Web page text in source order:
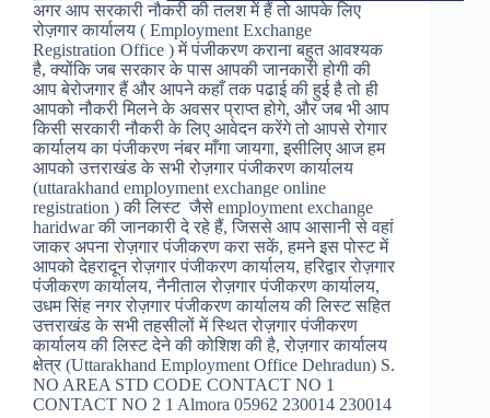
अगर आप सरकारी नौकरी की तलश में हैं तो आपके लिए
रोज़गार कार्यालय ( Employment Exchange
Registration Office ) में पंजीकरण कराना बहुत आवश्यक
है, क्योंकि जब सरकार के पास आपकी जानकारी होगी की
आप बेरोजगार हैं और आपने कहाँ तक पढाई की हुई है तो ही
आपको नौकरी मिलने के अवसर प्राप्त होगे, और जब भी आप
किसी सरकारी नौकरी के लिए आवेदन करेंगे तो आपसे रोगार
कार्यालय का पंजीकरण नंबर माँगा जायगा, इसीलिए आज हम
आपको उत्तराखंड के सभी रोज़गार पंजीकरण कार्यालय
(uttarakhand employment exchange online
registration ) की लिस्ट जैसे employment exchange
haridwar की जानकारी दे रहे हैं, जिससे आप आसानी से वहां
जाकर अपना रोज़गार पंजीकरण करा सकें, हमने इस पोस्ट में
आपको देहरादून रोज़गार पंजीकरण कार्यालय, हरिद्वार रोज़गार
पंजीकरण कार्यालय, नैनीताल रोज़गार पंजीकरण कार्यालय,
उधम सिंह नगर रोज़गार पंजीकरण कार्यालय की लिस्ट सहित
उत्तराखंड के सभी तहसीलों में स्थित रोज़गार पंजीकरण
कार्यालय की लिस्ट देने की कोशिश की है, रोज़गार कार्यालय
क्षेत्र (Uttarakhand Employment Office Dehradun) S.
NO AREA STD CODE CONTACT NO 1
CONTACT NO 2 1 Almora 05962 230014 230014